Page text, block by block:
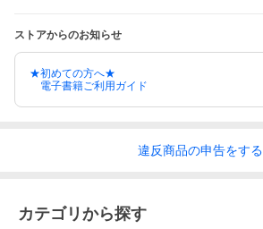
ストアからのお知らせ
★初めての方へ★
電子書籍ご利用ガイド
違反商品の申告をする
カテゴリから探す